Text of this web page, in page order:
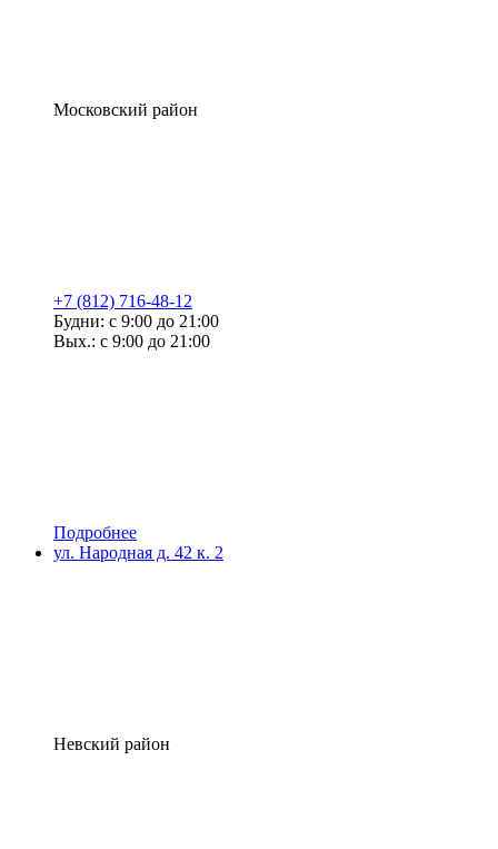
Московский район
+7 (812) 716-48-12
Будни: с 9:00 до 21:00
Вых.: с 9:00 до 21:00
Подробнее
ул. Народная д. 42 к. 2
Невский район